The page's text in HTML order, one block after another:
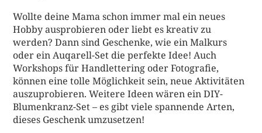
Wollte deine Mama schon immer mal ein neues
Hobby ausprobieren oder liebt es kreativ zu
werden? Dann sind Geschenke, wie ein Malkurs
oder ein Auqarell-Set die perfekte Idee! Auch
Workshops für Handlettering oder Fotografie,
können eine tolle Möglichkeit sein, neue Aktivitäten
auszuprobieren. Weitere Ideen wären ein DIY-
Blumenkranz-Set – es gibt viele spannende Arten,
dieses Geschenk umzusetzen!